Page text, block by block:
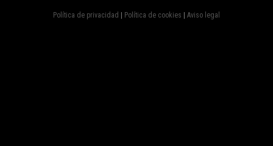
Política de privacidad Política de cookies Aviso legal